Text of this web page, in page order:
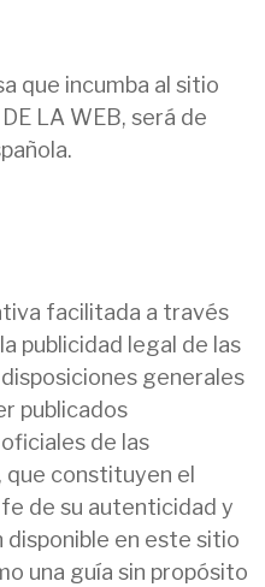
que incumba al sitio
LA WEB, será de
facilitada a través
publicidad legal de las
generales
publicados
de las
que constituyen el
de su autenticidad y
en este sitio
una guía sin propósito